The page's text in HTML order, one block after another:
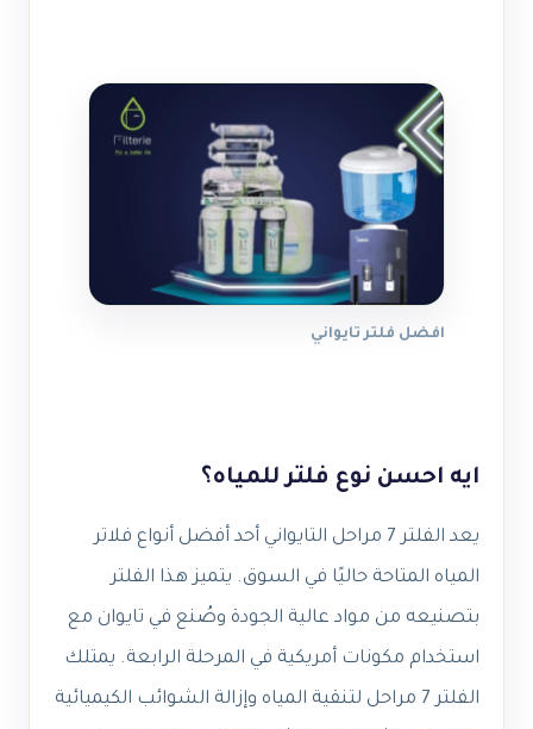
افضل فلتر تايواني
ايه احسن نوع فلتر للمياه؟
يعد الفلتر 7 مراحل التايواني أحد أفضل أنواع فلاتر
المياه المتاحة حاليًا في السوق. يتميز هذا الفلتر
بتصنيعه من مواد عالية الجودة وصُنع في تايوان مع
استخدام مكونات أمريكية في المرحلة الرابعة. يمتلك
الفلتر 7 مراحل لتنقية المياه وإزالة الشوائب الكيميائية